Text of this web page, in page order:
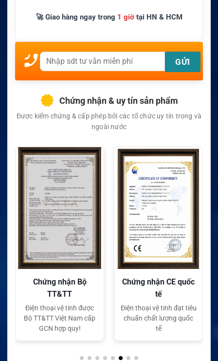
🚀 Giao hàng ngay trong 1 giờtại HN & HCM
Chứng nhận & uy tín sản phẩm
Được kiểm chứng & cấp phép bởi các tổ chức uy tín trong và
ngoài nước
Chứng nhận Bộ
TT&TT
Điện thoại vệ tinh được
Bộ TT&TT Việt Nam cấp
GCN hợp quy!
Chứng nhận CE quốc
tế
Điện thoại vệ tinh đạt tiêu
chuẩn chất lượng quốc
tế